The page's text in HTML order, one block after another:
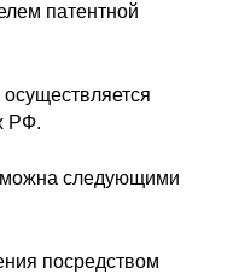
патентной
РФ.
следующими
посредством